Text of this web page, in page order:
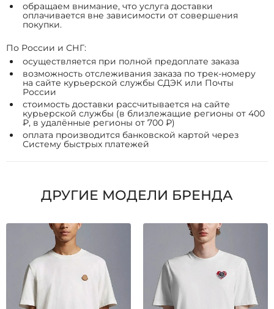
обращаем внимание, что услуга доставки
оплачивается вне зависимости от совершения
покупки.
По России и СНГ:
осуществляется при полной предоплате заказа
возможность отслеживания заказа по трек-номеру
на сайте курьерской службы СДЭК или Почты
России
стоимость доставки рассчитывается на сайте
курьерской службы (в близлежащие регионы от 400
₽, в удалённые регионы от 700 ₽)
оплата производится банковской картой через
Систему быстрых платежей
ДРУГИЕ МОДЕЛИ БРЕНДА